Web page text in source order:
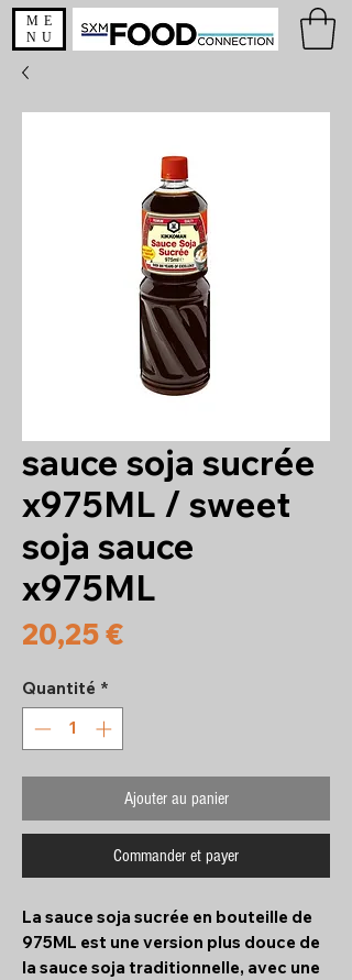
ME
NU
sauce soja sucrée
x975ML / sweet
soja sauce
x975ML
20,25 €
Quantité *
Ajouter au panier
Commander et payer
La sauce soja sucrée en bouteille de
975ML est une version plus douce de
la sauce soja traditionnelle, avec une